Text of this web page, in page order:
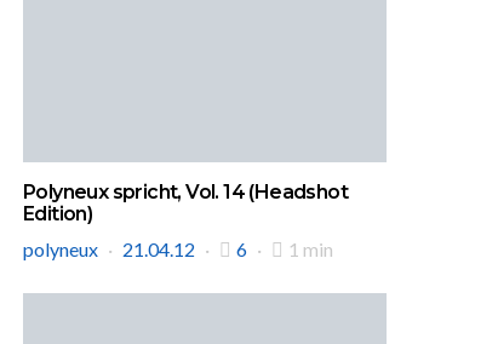
Polyneux spricht, Vol. 14 (Headshot
Edition)
polyneux
21.04.12 6 1 min